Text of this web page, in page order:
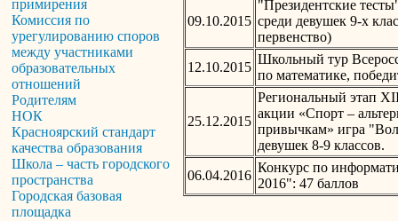
примирения
Комиссия по
урегулированию споров
между участниками
образовательных
отношений
Родителям
НОК
Красноярский стандарт
качества образования
Школа – часть городского
пространства
Городская базовая
площадка
09.10.2015
"Президентские
среди девушек 9-х
первенство)
12.10.2015
Школьный тур
по математике,
25.12.2015
Региональный этап
акции «Спорт –
привычкам» игра
девушек 8-9 классов.
06.04.2016
Конкурс по
2016": 47 баллов